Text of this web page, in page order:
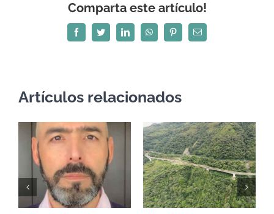
Comparta este artículo!
FacebookTwitterLinkedInWhatsAppPinterestCorreo
electrónico
Artículos relacionados